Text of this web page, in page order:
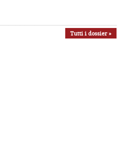
Tutti i dossier »